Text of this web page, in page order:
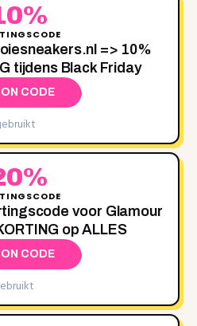
=> 10%
tijdens Black Friday
CODE
voor Glamour
op ALLES
CODE